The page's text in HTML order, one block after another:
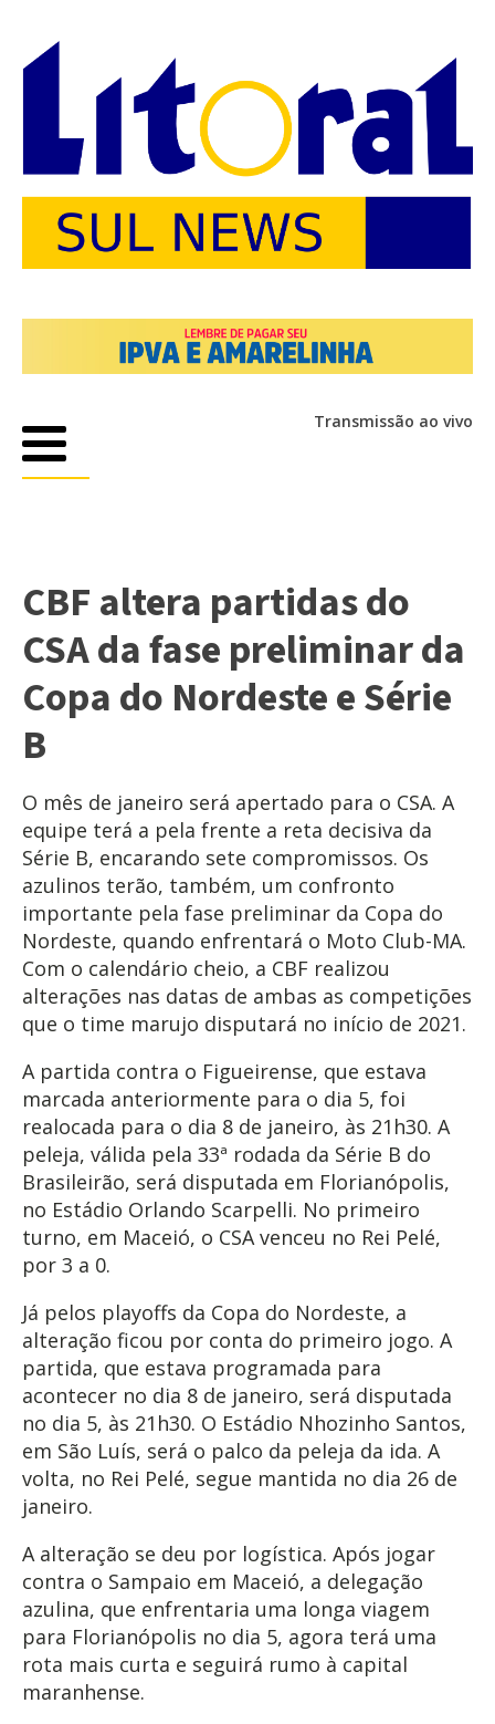
Transmissão ao vivo
CBF altera partidas do
CSA da fase preliminar da
Copa do Nordeste e Série
B
O mês de janeiro será apertado para o CSA. A
equipe terá a pela frente a reta decisiva da
Série B, encarando sete compromissos. Os
azulinos terão, também, um confronto
importante pela fase preliminar da Copa do
Nordeste, quando enfrentará o Moto Club-MA.
Com o calendário cheio, a CBF realizou
alterações nas datas de ambas as competições
que o time marujo disputará no início de 2021.
A partida contra o Figueirense, que estava
marcada anteriormente para o dia 5, foi
realocada para o dia 8 de janeiro, às 21h30. A
peleja, válida pela 33ª rodada da Série B do
Brasileirão, será disputada em Florianópolis,
no Estádio Orlando Scarpelli. No primeiro
turno, em Maceió, o CSA venceu no Rei Pelé,
por 3 a 0.
Já pelos playoffs da Copa do Nordeste, a
alteração ficou por conta do primeiro jogo. A
partida, que estava programada para
acontecer no dia 8 de janeiro, será disputada
no dia 5, às 21h30. O Estádio Nhozinho Santos,
em São Luís, será o palco da peleja da ida. A
volta, no Rei Pelé, segue mantida no dia 26 de
janeiro.
A alteração se deu por logística. Após jogar
contra o Sampaio em Maceió, a delegação
azulina, que enfrentaria uma longa viagem
para Florianópolis no dia 5, agora terá uma
rota mais curta e seguirá rumo à capital
maranhense.